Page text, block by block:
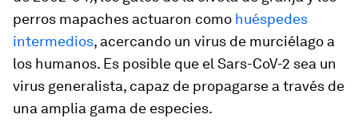
perros mapaches actuaron como huéspedes
intermedios, acercando un virus de murciélago a
los humanos. Es posible que el Sars-CoV-2 sea un
virus generalista, capaz de propagarse a través de
una amplia gama de especies.